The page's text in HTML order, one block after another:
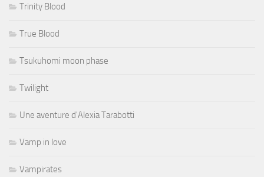
Trinity Blood
True Blood
Tsukuhomi moon phase
Twilight
Une aventure d'Alexia Tarabotti
Vamp in love
Vampirates